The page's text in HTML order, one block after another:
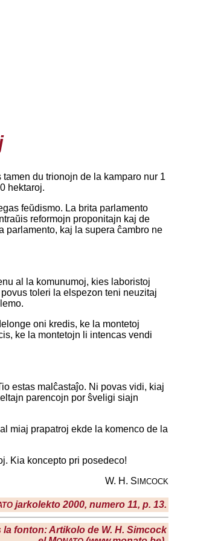
du trionojn de la kamparo nur 1
hektaroj.
feŭdismo. La brita parlamento
reformojn proponitajn kaj de
parlamento, kaj la supera ĉambro ne
al la komunumoj, kies laboristoj
toleri la elspezon teni neuzitaj
oni kredis, ke la montetoj
ke la montetojn li intencas vendi
estas malĉastaĵo. Ni povas vidi, kiaj
parencojn por ŝveligi siajn
miaj prapatroj ekde la komenco de la
Kia koncepto pri posedeco!
W. H. S IMCOCK
jarkolekto 2000, numero 11, p. 13.
fonton: Artikolo de W. H. Simcock